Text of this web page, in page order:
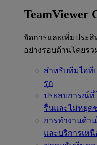
TeamViewer
จัดการและเพิ่มประ
อย่างรอบด้านโดยร
สำหรับทีมไอที
รุก
ประสบการณ์ที่
รื่นและไม่หยุด
การทำงานด้า
และบริการเห